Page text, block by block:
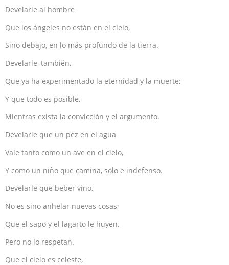
Develarle al hombre
Que los ángeles no están en el cielo,
Sino debajo, en lo más profundo de la tierra.
Develarle, también,
Que ya ha experimentado la eternidad y la muerte;
Y que todo es posible,
Mientras exista la convicción y el argumento.
Develarle que un pez en el agua
Vale tanto como un ave en el cielo,
Y como un niño que camina, solo e indefenso.
Develarle que beber vino,
No es sino anhelar nuevas cosas;
Que el sapo y el lagarto le huyen,
Pero no lo respetan.
Que el cielo es celeste,